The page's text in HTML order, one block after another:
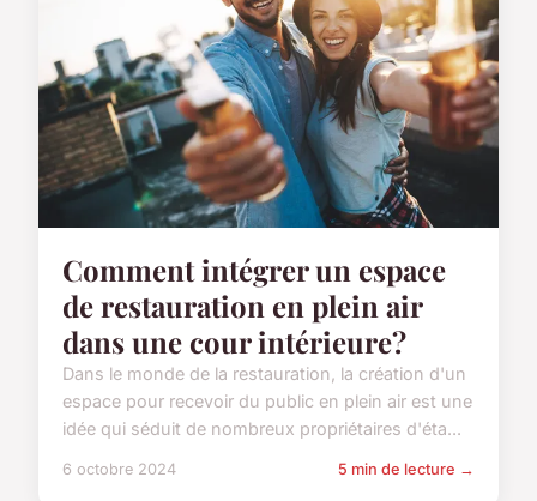
Comment intégrer un espace
de restauration en plein air
dans une cour intérieure?
Dans le monde de la restauration, la création d'un
espace pour recevoir du public en plein air est une
idée qui séduit de nombreux propriétaires d'éta...
6 octobre 2024 5 min de lecture →